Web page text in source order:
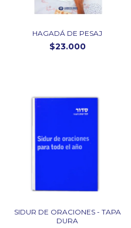
HAGADÁ DE PESAJ
$23.000
SIDUR DE ORACIONES - TAPA
DURA